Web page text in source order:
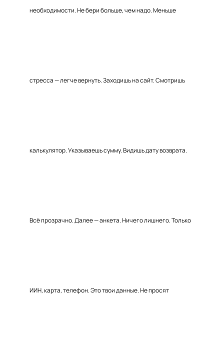
необходимости. Не бери больше, чем надо. Меньше
стресса — легче вернуть. Заходишь на сайт. Смотришь
калькулятор. Указываешь сумму. Видишь дату возврата.
Всё прозрачно. Далее — анкета. Ничего лишнего. Только
ИИН, карта, телефон. Это твои данные. Не просят